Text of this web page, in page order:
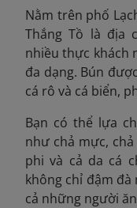
Nằm trên phố
Thắng Tồ là địa
nhiều thực khách
đa dạng. Bún
cá rô và cá biển,
Bạn có thể lựa
như chả mực,
phi và cả da cá
không chỉ đậm đà
cả những người